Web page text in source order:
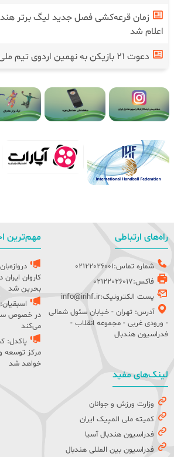
زمان قرعه‌کشی فصل جدید لیگ برتر
اعلام شد
دعوت ۲۱ بازیکن به نهمین اردوی تیم ملی هندبال نوجوانان
راه‌های ارتباطی
شماره تماس:02122026001
فاکس:02122026017
پست الکترونیک:info@irihf.ir
آدرس: تهران - خیابان سئول شمالی
- ورودی غربی - مجموعه انقلاب -
فدراسیون هندبال
مهم‌ترین
کاروان
بحرین شد
در خصوص
می‌کند
پاکدل:
مرکز توسعه
خواهد شد
لینک‌های مفید
وزارت ورزش و جوانان
کمیته ملی المپیک ایران
فدراسیون هندبال آسیا
فدراسیون بین المللی هندبال